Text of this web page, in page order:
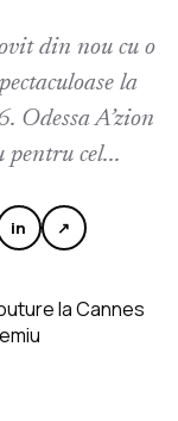
din nou cu o
la
Odessa A’zion
pentru cel...
in ↗